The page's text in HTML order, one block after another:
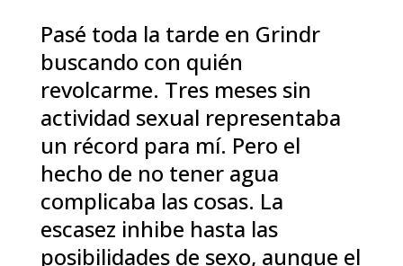
Pasé toda la tarde en Grindr
buscando con quién
revolcarme. Tres meses sin
actividad sexual representaba
un récord para mí. Pero el
hecho de no tener agua
complicaba las cosas. La
escasez inhibe hasta las
posibilidades de sexo, aunque el